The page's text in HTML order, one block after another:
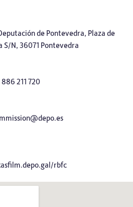
de Pontevedra, Plaza de
S/N, 36071 Pontevedra
886 211 720
rbfc